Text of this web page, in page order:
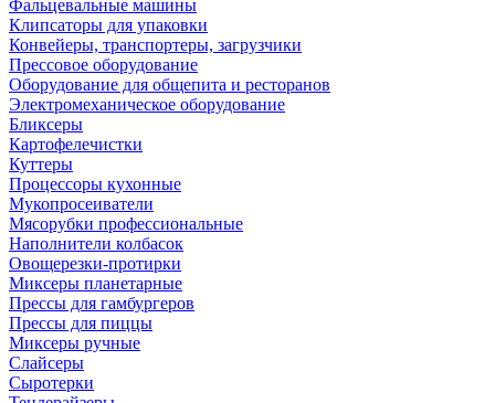
Фальцевальные машины
Клипсаторы для упаковки
Конвейеры, транспортеры, загрузчики
Прессовое оборудование
Оборудование для общепита и ресторанов
Электромеханическое оборудование
Бликсеры
Картофелечистки
Куттеры
Процессоры кухонные
Мукопросеиватели
Мясорубки профессиональные
Наполнители колбасок
Овощерезки-протирки
Миксеры планетарные
Прессы для гамбургеров
Прессы для пиццы
Миксеры ручные
Слайсеры
Сыротерки